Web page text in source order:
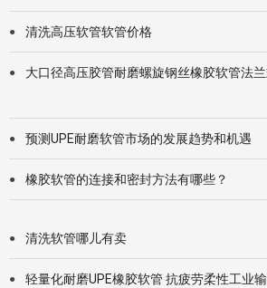
● 清洗高压软管软管价格
●
大口径高压胶管耐磨螺旋钢丝橡胶软管法
● 预测UPE耐磨软管市场的发展趋势和机遇
● 橡胶软管的连接和密封方法有哪些？
● 清洗软管哪儿有卖
● 轻量化耐磨UPE橡胶软管 抗疲劳柔性工业